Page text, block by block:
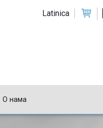
Latinica
О нама